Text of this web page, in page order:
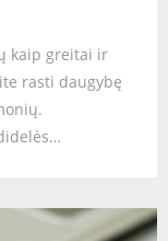
kaip greitai ir
rasti daugybę